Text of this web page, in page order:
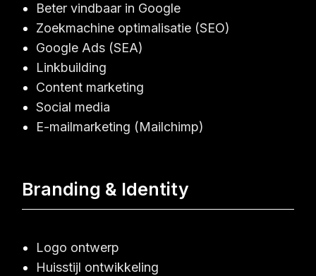
Beter vindbaar in Google
Zoekmachine optimalisatie (SEO)
Google Ads (SEA)
Linkbuilding
Content marketing
Social media
E-mailmarketing (Mailchimp)
Branding & Identity
Logo ontwerp
Huisstijl ontwikkeling